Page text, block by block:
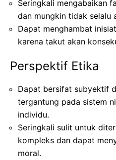
Seringkali mengabaikan
dan mungkin tidak selalu
Dapat menghambat
karena takut akan
Perspektif Etika
Dapat bersifat subyektif
tergantung pada sistem
individu.
Seringkali sulit untuk
kompleks dan dapat
moral.